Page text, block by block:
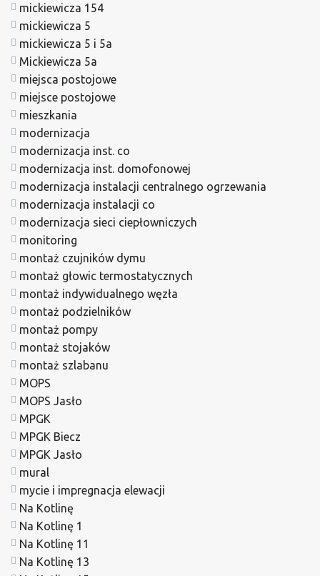
mickiewicza 154
mickiewicza 5
mickiewicza 5 i 5a
Mickiewicza 5a
miejsca postojowe
miejsce postojowe
mieszkania
modernizacja
modernizacja inst. co
modernizacja inst. domofonowej
modernizacja instalacji centralnego ogrzewania
modernizacja instalacji co
modernizacja sieci ciepłowniczych
monitoring
montaż czujników dymu
montaż głowic termostatycznych
montaż indywidualnego węzła
montaż podzielników
montaż pompy
montaż stojaków
montaż szlabanu
MOPS
MOPS Jasło
MPGK
MPGK Biecz
MPGK Jasło
mural
mycie i impregnacja elewacji
Na Kotlinę
Na Kotlinę 1
Na Kotlinę 11
Na Kotlinę 13